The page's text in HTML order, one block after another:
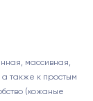
массивная,
а также к простым
(кожаные